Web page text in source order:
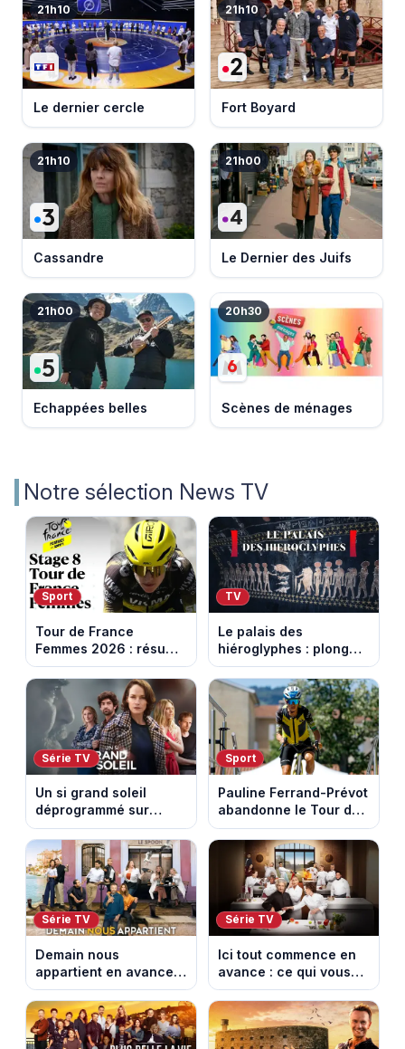
21h10
Le dernier cercle
21h10
Fort Boyard
21h10
Cassandre
21h00
Le Dernier des Juifs
21h00
Echappées belles
20h30
Scènes de ménages
Notre sélection News TV
Sport
Tour de France
Femmes 2026 : résumé
vidéo de la 9e étape
entre Sisteron et Nice
TV
Le palais des
hiéroglyphes : plongez
dans la tombe
égyptienne qui fascine
les archéologues
Série TV
Un si grand soleil
déprogrammé sur
France 3 : cinq
épisodes inédits
diffusés le 13 août
Sport
Pauline Ferrand-Prévot
abandonne le Tour de
France Femmes avant
la 8e étape
Série TV
Demain nous
appartient en avance :
ce qui vous attend la
semaine du 10 au 14
août 2026 (spoiler)
Série TV
Ici tout commence en
avance : ce qui vous
attend la semaine du
10 au 14 août 2026
(spoiler)